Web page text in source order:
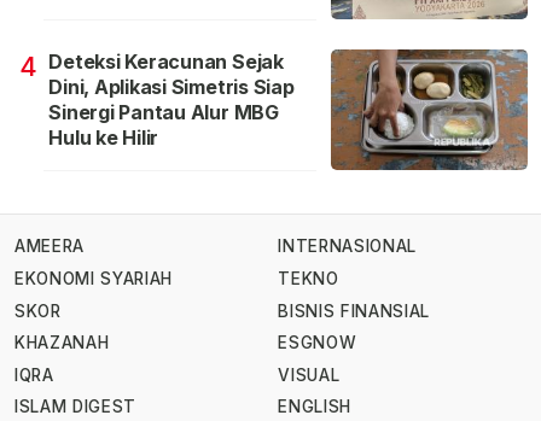
4 Deteksi Keracunan Sejak
Dini, Aplikasi Simetris Siap
Sinergi Pantau Alur MBG
Hulu ke Hilir
AMEERA
EKONOMI SYARIAH
SKOR
KHAZANAH
IQRA
ISLAM DIGEST
INTERNASIONAL
TEKNO
BISNIS FINANSIAL
ESGNOW
VISUAL
ENGLISH